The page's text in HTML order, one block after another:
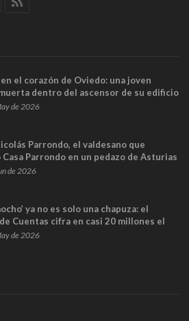
el corazón de Oviedo: una joven
dentro del ascensor de su edificio
captan sus últimos minutos
de 2026
Parrondo, el valdesano que
Parrondo en un pedazo de Asturias
de 2026
ya no es solo una chapuza: el
Cuentas cifra en casi 20 millones el
de los trenes que no cabían por los
de 2026